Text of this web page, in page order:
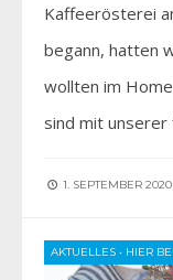
Kaffeerösterei
begann, hatten
wollten im
sind mit
1. SEPTEMBER 2020
AKTUELLES • HIER